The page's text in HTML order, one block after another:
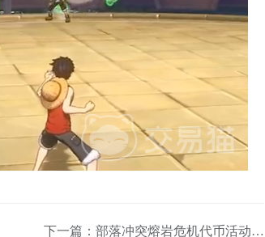
下一篇： 部落冲突熔岩危机代币活动详解｜活动时间、代币获取方式与兑换奖励攻略